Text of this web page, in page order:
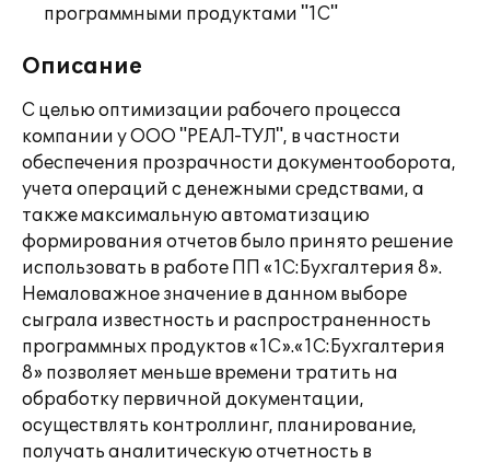
программными продуктами "1С"
Описание
С целью оптимизации рабочего процесса
компании у ООО "РЕАЛ-ТУЛ", в частности
обеспечения прозрачности документооборота,
учета операций с денежными средствами, а
также максимальную автоматизацию
формирования отчетов было принято решение
использовать в работе ПП «1С:Бухгалтерия 8».
Немаловажное значение в данном выборе
сыграла известность и распространенность
программных продуктов «1С».«1С:Бухгалтерия
8» позволяет меньше времени тратить на
обработку первичной документации,
осуществлять контроллинг, планирование,
получать аналитическую отчетность в